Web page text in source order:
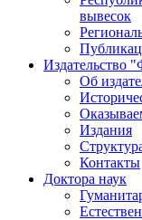
вывесок
Издательство
Об
Издания
Контакты
Доктора наук